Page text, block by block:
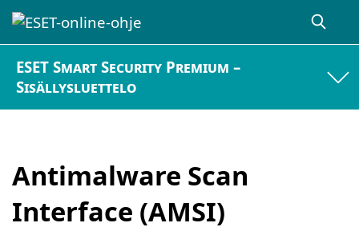
ESET Smart Security Premium –
Sisällysluettelo
Antimalware Scan
Interface (AMSI)